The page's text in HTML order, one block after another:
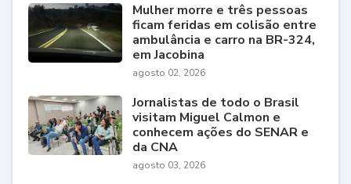
Mulher morre e três pessoas
ficam feridas em colisão entre
ambulância e carro na BR-324,
em Jacobina
agosto 02, 2026
Jornalistas de todo o Brasil
visitam Miguel Calmon e
conhecem ações do SENAR e
da CNA
agosto 03, 2026